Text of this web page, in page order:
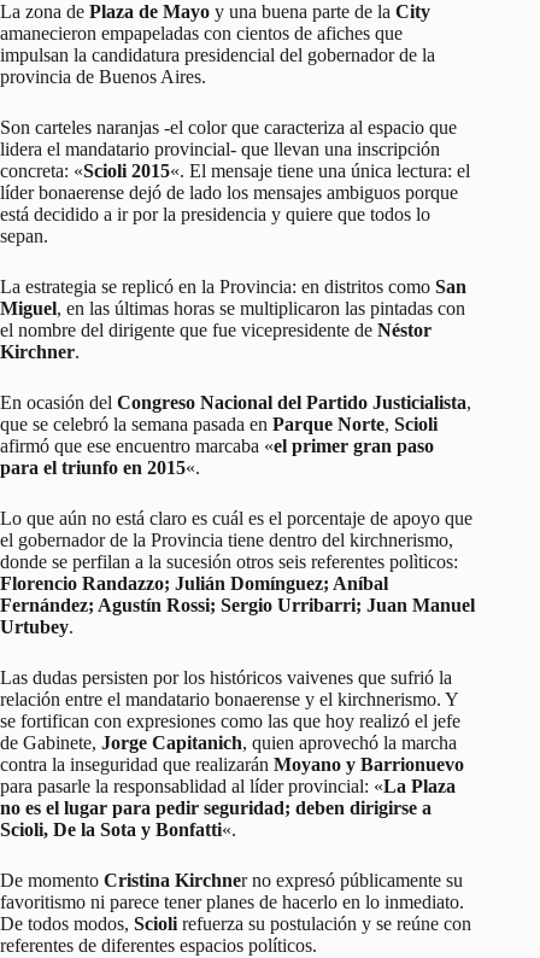
La zona de Plaza de Mayo y una buena parte de la City
amanecieron empapeladas con cientos de afiches que
impulsan la candidatura presidencial del gobernador de la
provincia de Buenos Aires.
Son carteles naranjas -el color que caracteriza al espacio que
lidera el mandatario provincial- que llevan una inscripción
concreta: «Scioli 2015«. El mensaje tiene una única lectura: el
líder bonaerense dejó de lado los mensajes ambiguos porque
está decidido a ir por la presidencia y quiere que todos lo
sepan.
La estrategia se replicó en la Provincia: en distritos como San
Miguel, en las últimas horas se multiplicaron las pintadas con
el nombre del dirigente que fue vicepresidente de Néstor
Kirchner.
En ocasión del Congreso Nacional del Partido Justicialista,
que se celebró la semana pasada en Parque Norte, Scioli
afirmó que ese encuentro marcaba «el primer gran paso
para el triunfo en 2015«.
Lo que aún no está claro es cuál es el porcentaje de apoyo que
el gobernador de la Provincia tiene dentro del kirchnerismo,
donde se perfilan a la sucesión otros seis referentes polìticos:
Florencio Randazzo; Julián Domínguez; Aníbal
Fernández; Agustín Rossi; Sergio Urribarri; Juan Manuel
Urtubey.
Las dudas persisten por los históricos vaivenes que sufrió la
relación entre el mandatario bonaerense y el kirchnerismo. Y
se fortifican con expresiones como las que hoy realizó el jefe
de Gabinete, Jorge Capitanich, quien aprovechó la marcha
contra la inseguridad que realizarán Moyano y Barrionuevo
para pasarle la responsablidad al líder provincial: «La Plaza
no es el lugar para pedir seguridad; deben dirigirse a
Scioli, De la Sota y Bonfatti«.
De momento Cristina Kirchner no expresó públicamente su
favoritismo ni parece tener planes de hacerlo en lo inmediato.
De todos modos, Scioli refuerza su postulación y se reúne con
referentes de diferentes espacios políticos.